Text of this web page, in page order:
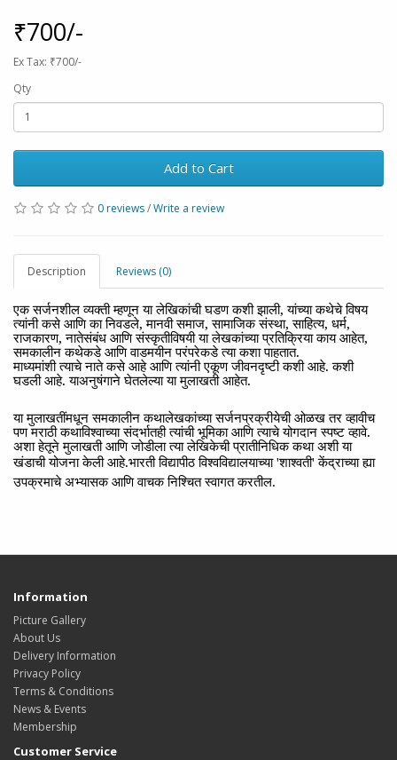
₹700/-
Ex Tax: ₹700/-
Qty
Add to Cart
0 reviews/Write a review
Description Reviews (0)
एक सर्जनशील व्यक्ती म्हणून या लेखिकांची घडण कशी झाली, यांच्या कथेचे विषय
त्यांनी कसे आणि का निवडले, मानवी समाज, सामाजिक संस्था, साहित्य, धर्म,
राजकारण, नातेसंबंध आणि संस्कृतीविषयी या लेखकांच्या प्रतिक्रिया काय आहेत,
समकालीन कथेकडे आणि वाडमयीन परंपरेकडे त्या कशा पाहतात.
माध्यमांशी त्याचे नाते कसे आहे आणि त्यांनी एकूण जीवनदृष्टी कशी आहे. कशी
घडली आहे. याअनुषंगाने घेतलेल्या या मुलाखती आहेत.
या मुलाखतींमधून समकालीन कथालेखकांच्या सर्जनप्रक्रीयेची ओळख तर व्हावीच
पण मराठी कथाविश्वाच्या संदर्भातही त्यांची भूमिका आणि त्याचे योगदान स्पष्ट व्हावे.
अशा हेतूने मुलाखती आणि जोडीला त्या लेखिकेची प्रातीनिधिक कथा अशी या
खंडाची योजना केली आहे.भारती विद्यापीठ विश्वविद्यालयाच्या 'शाश्वती' केंद्राच्या ह्या
उपक्रमाचे अभ्यासक आणि वाचक निश्चित स्वागत करतील.
Information
Picture Gallery
About Us
Delivery Information
Privacy Policy
Terms & Conditions
News & Events
Membership
Customer Service